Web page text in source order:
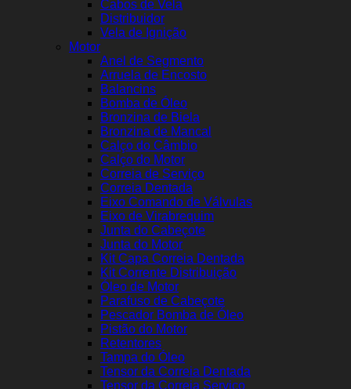
Cabos de Vela
Distribuidor
Vela de Ignição
Motor
Anel de Segmento
Arruela de Encosto
Balancins
Bomba de Óleo
Bronzina de Biela
Bronzina de Mancal
Calço do Câmbio
Calço do Motor
Correia de Serviço
Correia Dentada
Eixo Comando de Válvulas
Eixo de Virabrequim
Junta do Cabeçote
Junta do Motor
Kit Capa Correia Dentada
Kit Corrente Distribuição
Óleo de Motor
Parafuso de Cabeçote
Pescador Bomba de Óleo
Pistão do Motor
Retentores
Tampa do Óleo
Tensor da Correia Dentada
Tensor da Correia Serviço